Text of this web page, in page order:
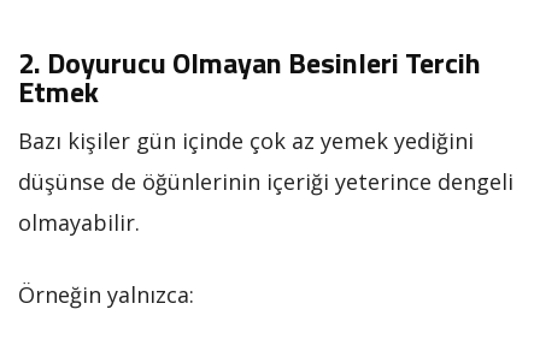
2. Doyurucu Olmayan Besinleri Tercih
Etmek
Bazı kişiler gün içinde çok az yemek yediğini
düşünse de öğünlerinin içeriği yeterince dengeli
olmayabilir.
Örneğin yalnızca: